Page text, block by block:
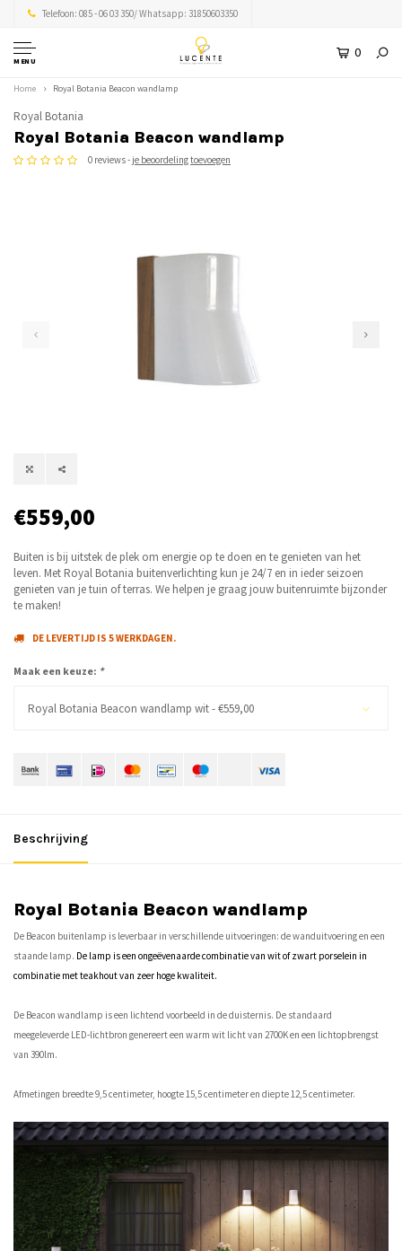
Telefoon: 085 - 06 03 350/ Whatsapp: 31850603350
MENU
0
Home Royal Botania Beacon wandlamp
Royal Botania
Royal Botania Beacon wandlamp
0 reviews - je beoordeling toevoegen
€559,00
Buiten is bij uitstek de plek om energie op te doen en te genieten van het
leven. Met Royal Botania buitenverlichting kun je 24/7 en in ieder seizoen
genieten van je tuin of terras. We helpen je graag jouw buitenruimte bijzonder
te maken!
DE LEVERTIJD IS 5 WERKDAGEN.
Maak een keuze: *
Royal Botania Beacon wandlamp wit - €559,00
Beschrijving
Royal Botania Beacon wandlamp
De Beacon buitenlamp is leverbaar in verschillende uitvoeringen: de wanduitvoering en een
staande lamp. De lamp is een ongeëvenaarde combinatie van wit of zwart porselein in
combinatie met teakhout van zeer hoge kwaliteit.
De Beacon wandlamp is een lichtend voorbeeld in de duisternis. De standaard
meegeleverde LED-lichtbron genereert een warm wit licht van 2700K en een lichtopbrengst
van 390lm.
Afmetingen breedte 9,5 centimeter, hoogte 15,5 centimeter en diepte 12,5 centimeter.